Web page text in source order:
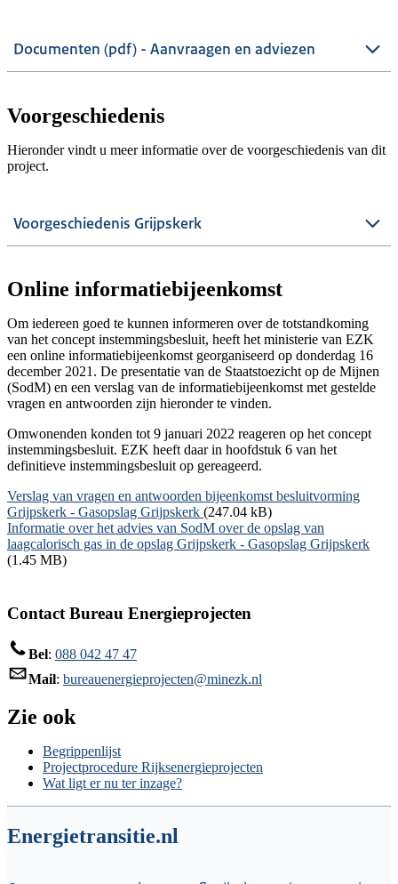
Documenten (pdf) - Aanvraagen en adviezen
Voorgeschiedenis
Hieronder vindt u meer informatie over de voorgeschiedenis van dit
project.
Voorgeschiedenis Grijpskerk
Online informatiebijeenkomst
Om iedereen goed te kunnen informeren over de totstandkoming
van het concept instemmingsbesluit, heeft het ministerie van EZK
een online informatiebijeenkomst georganiseerd op donderdag 16
december 2021. De presentatie van de Staatstoezicht op de Mijnen
(SodM) en een verslag van de informatiebijeenkomst met gestelde
vragen en antwoorden zijn hieronder te vinden.
Omwonenden konden tot 9 januari 2022 reageren op het concept
instemmingsbesluit. EZK heeft daar in hoofdstuk 6 van het
definitieve instemmingsbesluit op gereageerd.
Document
Verslag van vragen en antwoorden bijeenkomst besluitvorming
Grijpskerk - Gasopslag Grijpskerk (247.04 kB)
Document
Informatie over het advies van SodM over de opslag van
laagcalorisch gas in de opslag Grijpskerk - Gasopslag Grijpskerk
(1.45 MB)
Contact Bureau Energieprojecten
Bel: 088 042 47 47
Mail: bureauenergieprojecten@minezk.nl
Zie ook
Begrippenlijst
Projectprocedure Rijksenergieprojecten
Wat ligt er nu ter inzage?
Energietransitie.nl